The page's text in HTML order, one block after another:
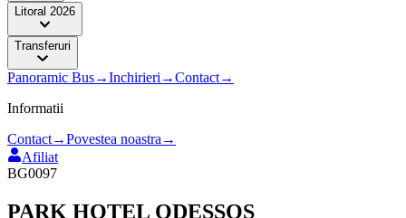
Litoral 2026
Transferuri
Panoramic Bus→Inchirieri →Contact→
Informatii
Contact→Povestea noastra →
Afiliat
BG0097
PARK HOTEL ODESSOS